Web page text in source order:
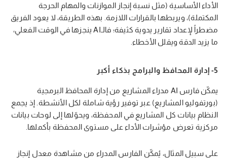
الأداء الأساسية (مثل نسبة إنجاز الموازنات والمهام الحرجة
المكتملة)، ويربطها بالقرارات اللازمة. بهذه الطريقة، لا يعود الفريق
مضطراً لإعداد تقارير يدوية كثيفة؛ فالـAI ينجزها في الوقت الفعلي،
ما يزيد الدقة ويقلل الأخطاء.
5- إدارة المحافظ والبرامج بذكاء أكبر
يمكّن فارس AI مدراء المشاريع من إدارة المحافظ البرمجية
(بورتفوليو المشاريع) عبر توفير رؤية شاملة لكل الأنشطة. إذ يجمع
النظام بيانات كل المشاريع في المحفظة، ويحوّلها إلى لوحات بيانات
مركزية تعرض مؤشرات الأداء على مستوى المحفظة بأكملها.
على سبيل المثال، يُمكّن الفارس المدراء من مشاهدة معدل إنجاز